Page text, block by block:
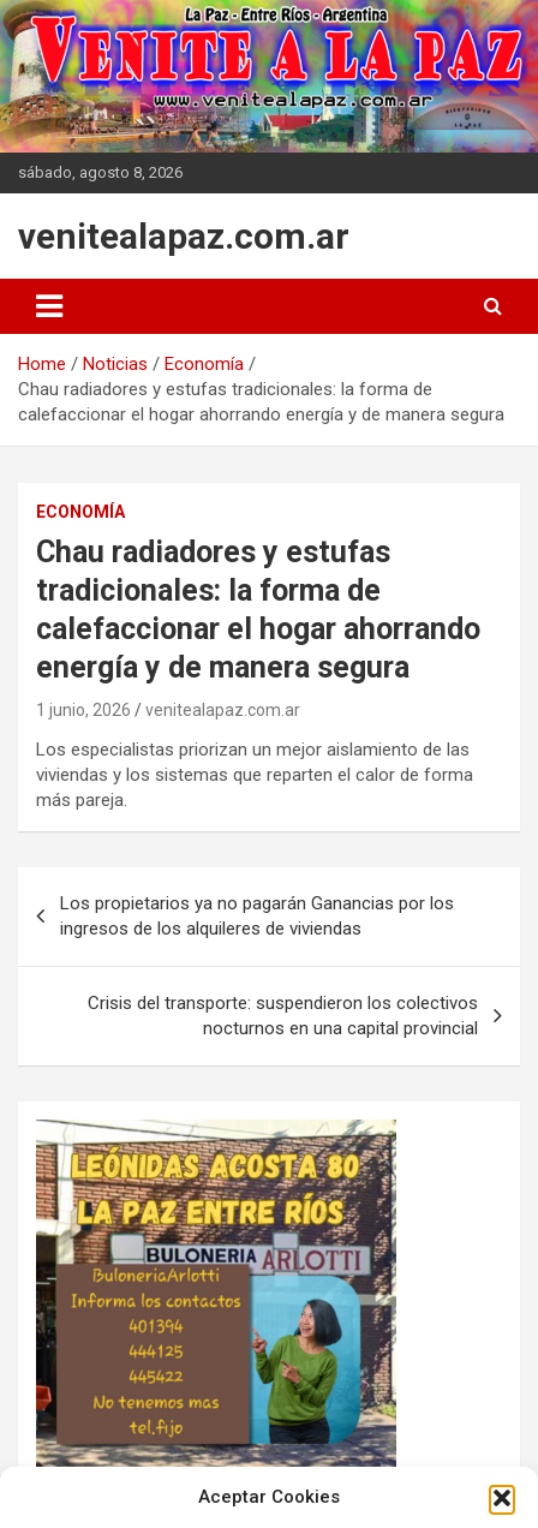
Aceptar Cookies
Skip
to
content
sábado, agosto 8, 2026
venitealapaz.com.ar
Home Noticias
Economía
Chau radiadores y estufas tradicionales: la forma de
calefaccionar el hogar ahorrando energía y de manera segura
ECONOMÍA
Chau radiadores y estufas
tradicionales: la forma de
calefaccionar el hogar ahorrando
energía y de manera segura
1 junio, 2026 venitealapaz.com.ar
Los especialistas priorizan un mejor aislamiento de las
viviendas y los sistemas que reparten el calor de forma
más pareja.
de
entradas
Los propietarios ya no pagarán Ganancias por los
ingresos de los alquileres de viviendas
Crisis del transporte: suspendieron los colectivos
nocturnos en una capital provincial